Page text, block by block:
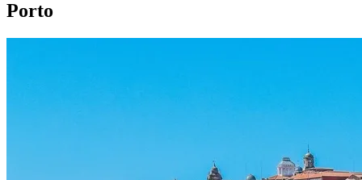
Porto